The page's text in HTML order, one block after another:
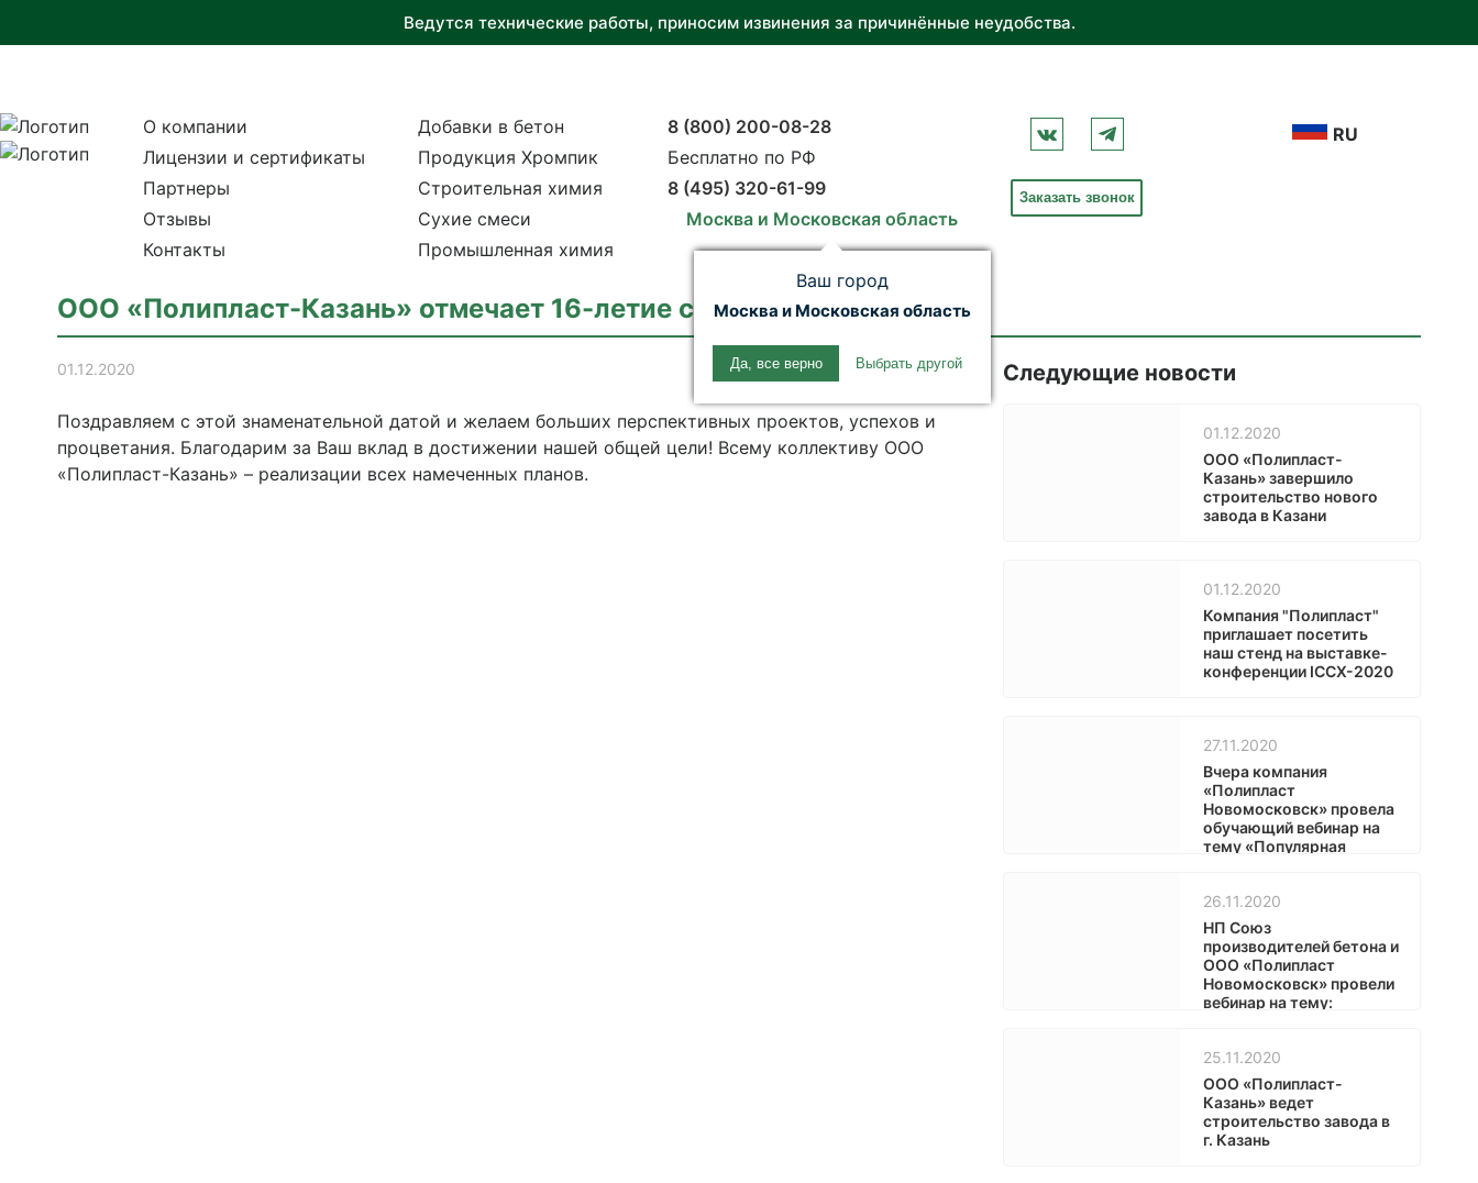
Ведутся технические работы, приносим извинения за причинённые неудобства.
О компании
Лицензии и сертификаты
Партнеры
Отзывы
Контакты
Добавки в бетон
Продукция Хромпик
Строительная химия
Сухие смеси
Промышленная химия
8 (800) 200-08-28
Бесплатно по РФ
8 (495) 320-61-99
Москва и Московская область
Ваш город
Москва и Московская область
Да, все верно Выбрать другой
Заказать звонок
RU
ООО «Полипласт-Казань» отмечает 16-летие со дня образования!
01.12.2020
Поздравляем с этой знаменательной датой и желаем больших перспективных проектов, успехов и
процветания. Благодарим за Ваш вклад в достижении нашей общей цели! Всему коллективу ООО
«Полипласт-Казань» – реализации всех намеченных планов.
Следующие новости
01.12.2020
ООО «Полипласт-
Казань» завершило
строительство нового
завода в Казани
01.12.2020
Компания "Полипласт"
приглашает посетить
наш стенд на выставке-
конференции ICCX-2020
27.11.2020
Вчера компания
«Полипласт
Новомосковск» провела
обучающий вебинар на
тему «Популярная
26.11.2020
НП Союз
производителей бетона и
ООО «Полипласт
Новомосковск» провели
вебинар на тему:
производителей
цементной и бетонной
продукции».
25.11.2020
ООО «Полипласт-
Казань» ведет
строительство завода в
г. Казань